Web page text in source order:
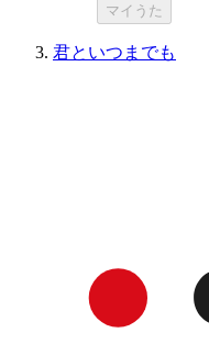
マイうた
君といつまでも